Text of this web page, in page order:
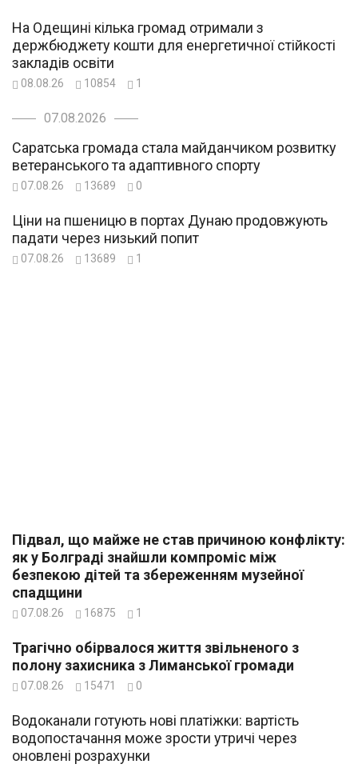
На Одещині кілька громад отримали з
держбюджету кошти для енергетичної стійкості
закладів освіти
08.08.26 10854 1
07.08.2026
Саратська громада стала майданчиком розвитку
ветеранського та адаптивного спорту
07.08.26 13689 0
Ціни на пшеницю в портах Дунаю продовжують
падати через низький попит
07.08.26 13689 1
Підвал, що майже не став причиною конфлікту:
як у Болграді знайшли компроміс між
безпекою дітей та збереженням музейної
спадщини
07.08.26 16875 1
Трагічно обірвалося життя звільненого з
полону захисника з Лиманської громади
07.08.26 15471 0
Водоканали готують нові платіжки: вартість
водопостачання може зрости утричі через
оновлені розрахунки